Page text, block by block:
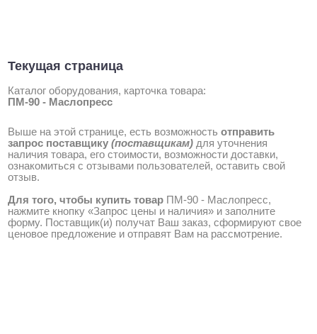
Текущая страница
Каталог оборудования, карточка товара:
ПМ-90 - Маслопресс
Выше на этой странице, есть возможность отправить
запрос поставщику (поставщикам) для уточнения
наличия товара, его стоимости, возможности доставки,
ознакомиться с отзывами пользователей, оставить свой
отзыв.
Для того, чтобы купить товар ПМ-90 - Маслопресс,
нажмите кнопку «Запрос цены и наличия» и заполните
форму. Поставщик(и) получат Ваш заказ, сформируют свое
ценовое предложение и отправят Вам на рассмотрение.